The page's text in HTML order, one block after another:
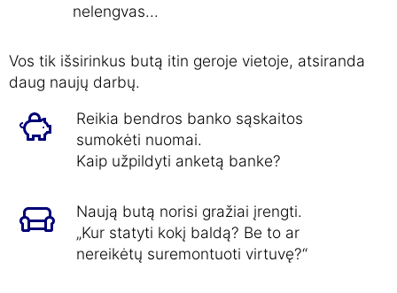
nelengvas...
Vos tik išsirinkus butą itin geroje vietoje, atsiranda
daug naujų darbų.
Reikia bendros banko sąskaitos
sumokėti nuomai.
Kaip užpildyti anketą banke?
Naują butą norisi gražiai įrengti.
„Kur statyti kokį baldą? Be to ar
nereikėtų suremontuoti virtuvę?“